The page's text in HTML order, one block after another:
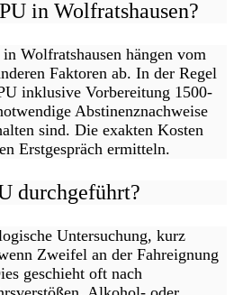
in Wolfratshausen?
Wolfratshausen hängen vom
Faktoren ab. In der Regel
inklusive Vorbereitung 1500-
Abstinenznachweise
sind. Die exakten Kosten
Erstgespräch ermitteln.
durchgeführt?
Untersuchung, kurz
Zweifel an der Fahreignung
geschieht oft nach